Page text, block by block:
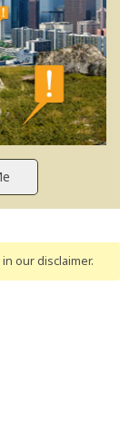
in our disclaimer.